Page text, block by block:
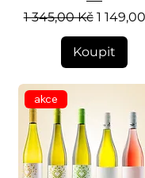
Běžná cena
1 345,00 Kč 1
Koupit
akce